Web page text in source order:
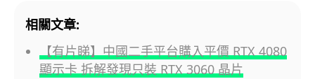
相關文章:
【有片睇】中國二手平台購入平價 RTX 4080
顯示卡 拆解發現只裝 RTX 3060 晶片